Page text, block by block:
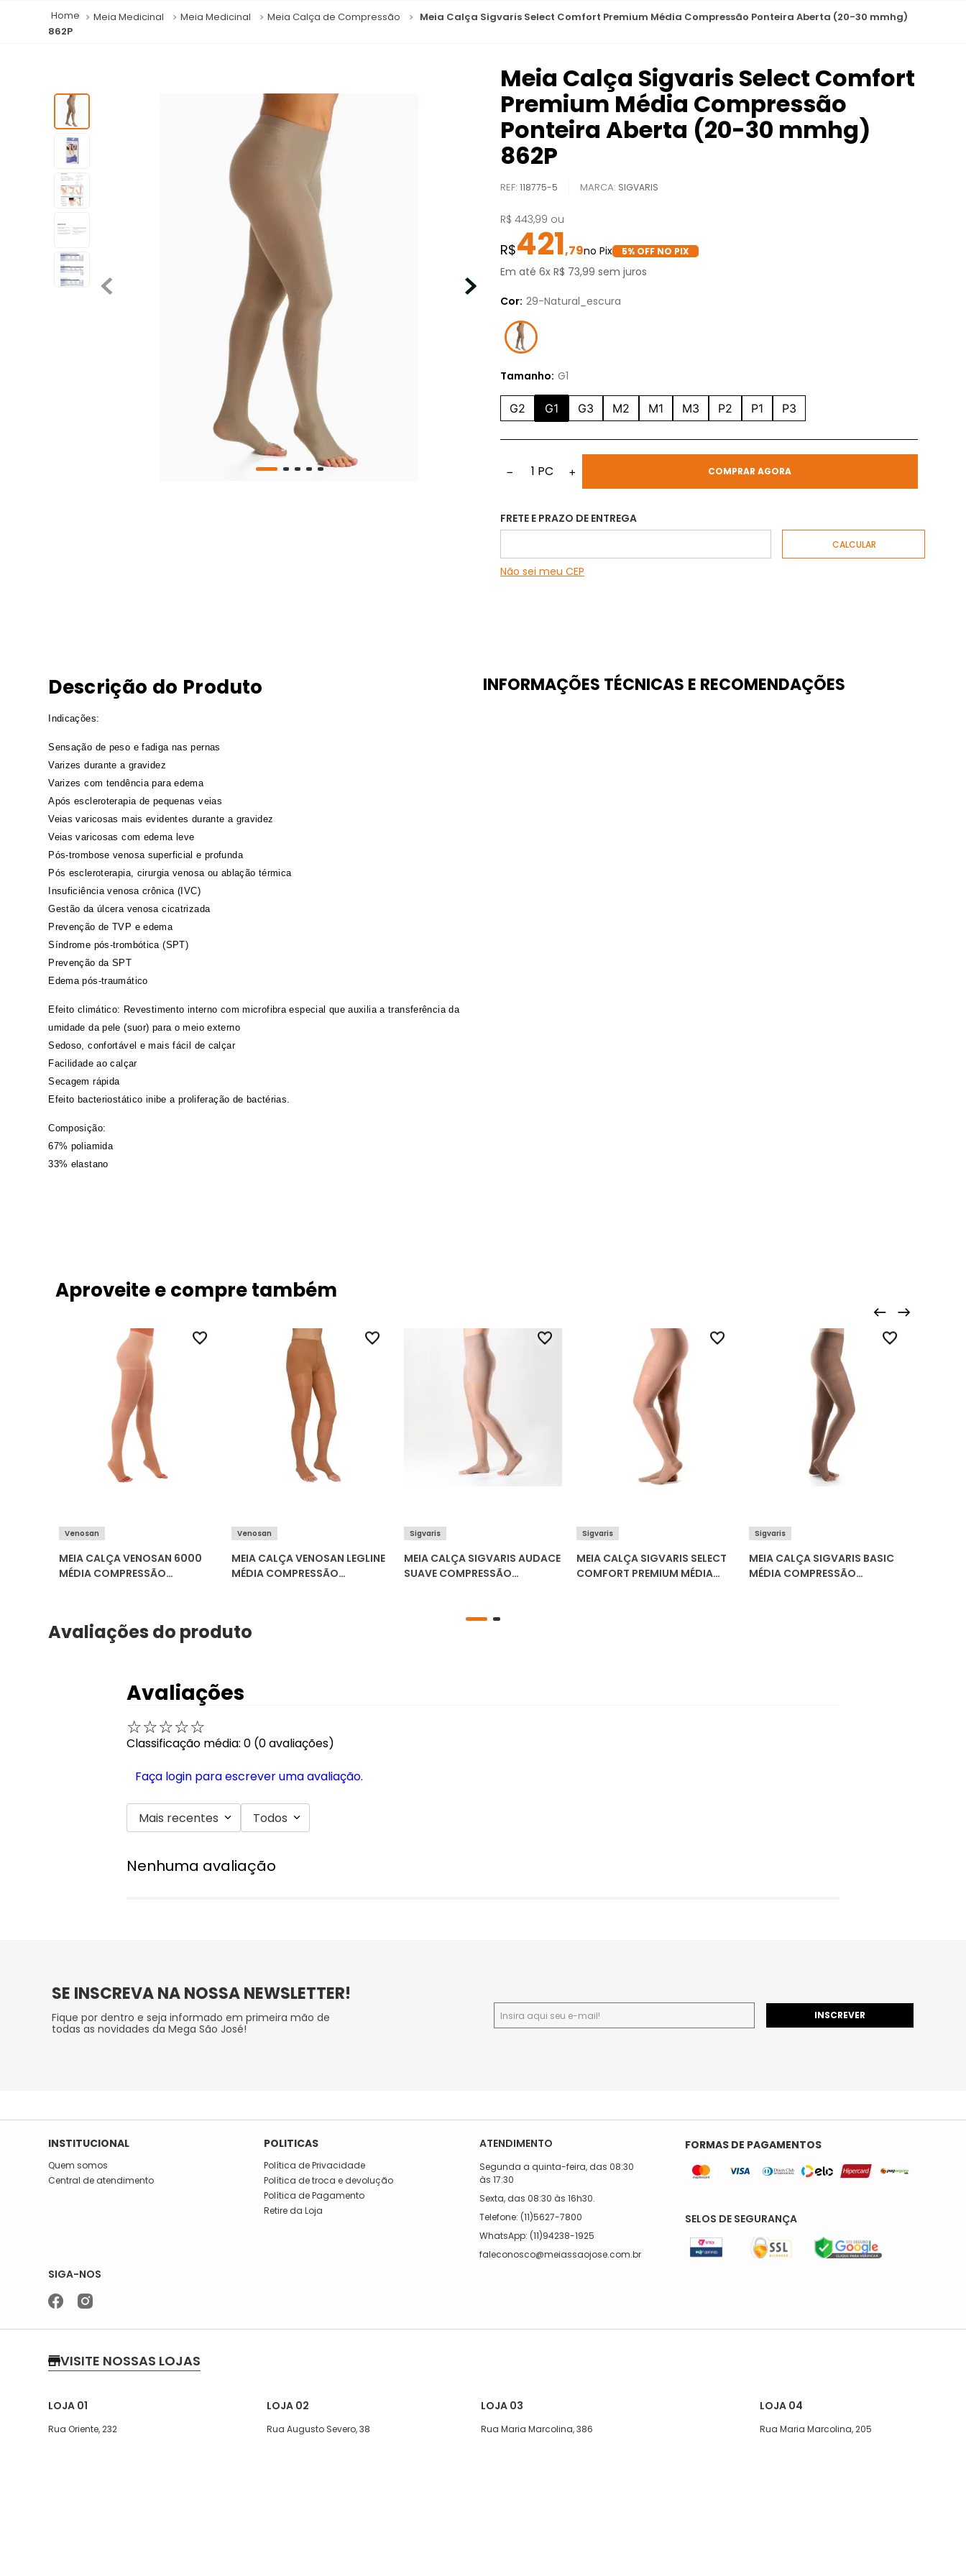
Meia Medicinal Meia Medicinal Meia Calça de Compressão
Meia Calça Sigvaris Select Comfort Premium Média Compressão Ponteira Aberta (20-30 mmhg)
862P
Meia Calça Sigvaris Select Comfort
Premium Média Compressão
Ponteira Aberta (20-30 mmhg)
862P
REF: 118775-5 SIGVARIS
R$ 443,99 ou
421,79 5% OFF NO PIX
Em até 6x R$ 73,99 sem juros
Cor: 29-Natural_escura
Tamanho: G1
G2 G1 G3 M2 M1 M3 P2 P1 P3
− 1 PC + COMPRAR AGORA
FRETE E PRAZO DE ENTREGA
Não sei meu CEP
Descrição do Produto
Indicações:
Sensação de peso e fadiga nas pernas
Varizes durante a gravidez
Varizes com tendência para edema
Após escleroterapia de pequenas veias
Veias varicosas mais evidentes durante a gravidez
Veias varicosas com edema leve
Pós-trombose venosa superficial e profunda
Pós escleroterapia, cirurgia venosa ou ablação térmica
Insuficiência venosa crônica (IVC)
Gestão da úlcera venosa cicatrizada
Prevenção de TVP e edema
Síndrome pós-trombótica (SPT)
Prevenção da SPT
Edema pós-traumático
Efeito climático: Revestimento interno com microfibra especial que auxilia a transferência da
umidade da pele (suor) para o meio externo
Sedoso, confortável e mais fácil de calçar
Facilidade ao calçar
Secagem rápida
Efeito bacteriostático inibe a proliferação de bactérias.
Composição:
67% poliamida
33% elastano
INFORMAÇÕES TÉCNICAS E RECOMENDAÇÕES
Aproveite e compre também
Venosan
MEIA CALÇA VENOSAN 6000
MÉDIA COMPRESSÃO
Venosan
MEIA CALÇA VENOSAN LEGLINE
MÉDIA COMPRESSÃO
Sigvaris
MEIA CALÇA SIGVARIS AUDACE
SUAVE COMPRESSÃO
Sigvaris
MEIA CALÇA SIGVARIS SELECT
COMFORT PREMIUM MÉDIA
Sigvaris
MEIA CALÇA SIGVARIS BASIC
MÉDIA COMPRESSÃO
Avaliações do produto
Avaliações
☆☆☆☆☆
Classificação média: 0 (0 avaliações)
Faça login para escrever uma avaliação.
Mais recentes Todos
Nenhuma avaliação
SE INSCREVA NA NOSSA NEWSLETTER!
Fique por dentro e seja informado em primeira mão de
todas as novidades da Mega São José!
INSCREVER
INSTITUCIONAL
Quem somos
Central de atendimento
POLITICAS
Política de Privacidade
Política de troca e devolução
Política de Pagamento
Retire da Loja
ATENDIMENTO
Segunda a quinta-feira, das 08:30
às 17:30
Sexta, das 08:30 às 16h30.
Telefone: (11)5627-7800
WhatsApp: (11)94238-1925
faleconosco@meiassaojose.com.br
SIGA-NOS
FORMAS DE PAGAMENTOS
SELOS DE SEGURANÇA
VISITE NOSSAS LOJAS
LOJA 01
Rua Oriente, 232
LOJA 02
Rua Augusto Severo, 38
LOJA 03
Rua Maria Marcolina, 386
LOJA 04
Rua Maria Marcolina, 205